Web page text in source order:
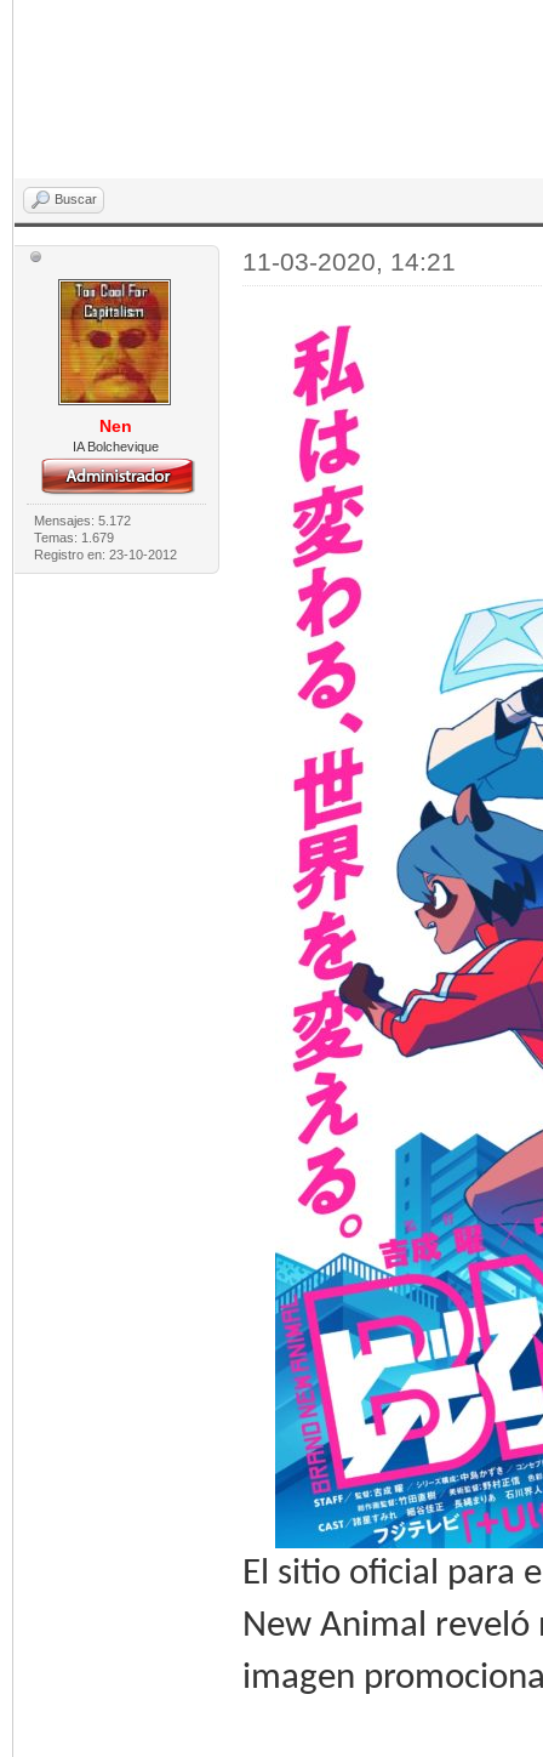
Buscar
Nen
IA Bolchevique
Mensajes: 5.172
Temas: 1.679
Registro en: 23-10-2012
11-03-2020, 14:21
El sitio oficial para
New Animal reveló
imagen